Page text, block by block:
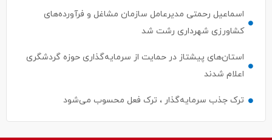
اسماعیل رحمتی مدیرعامل سازمان مشاغل و فرآورده‌های
کشاورزی شهرداری رشت شد
استان‌های پیشتاز در حمایت از سرمایه‌گذاری حوزه گردشگری
اعلام شدند
ترک جذب سرمایه‌گذار ، ترک فعل محسوب می‌شود